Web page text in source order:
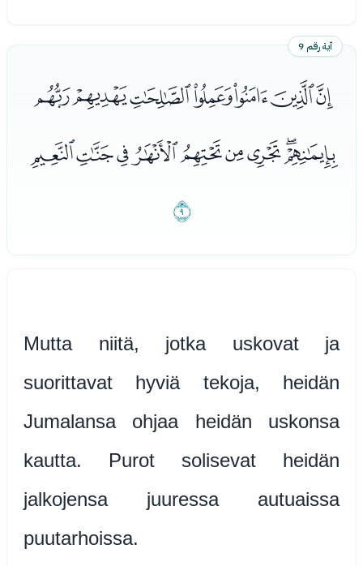
آية رقم 9
ﭨﭩﭪﭫﭬﭭﭮ
ﭯﭰﭱﭲﭳﭴﭵﭶﭷ
ﭸ
Mutta niitä, jotka uskovat ja
suorittavat hyviä tekoja, heidän
Jumalansa ohjaa heidän uskonsa
kautta. Purot solisevat heidän
jalkojensa juuressa autuaissa
puutarhoissa.